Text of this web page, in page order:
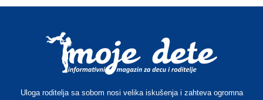
Uloga roditelja sa sobom nosi velika iskušenja i zahteva ogromna